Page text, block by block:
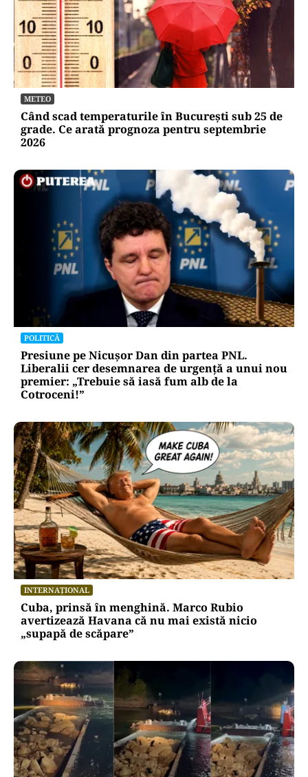
METEO
Când scad temperaturile în București sub 25 de
grade. Ce arată prognoza pentru septembrie
2026
POLITICĂ
Presiune pe Nicușor Dan din partea PNL.
Liberalii cer desemnarea de urgență a unui nou
premier: „Trebuie să iasă fum alb de la
Cotroceni!”
INTERNAȚIONAL
Cuba, prinsă în menghină. Marco Rubio
avertizează Havana că nu mai există nicio
„supapă de scăpare”